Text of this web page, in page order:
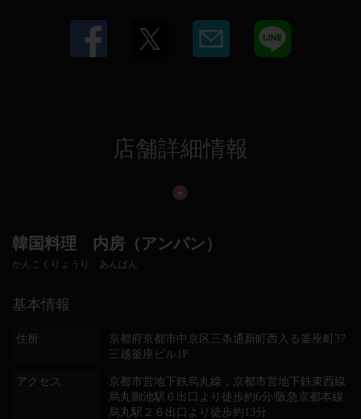
店舗詳細情報
韓国料理 内房（アンパン）
かんこくりょうり あんぱん
基本情報
住所
京都府京都市中京区三条通新町西入る釜座町37
三越釜座ビル1F
アクセス
京都市営地下鉄烏丸線，京都市営地下鉄東西線
烏丸御池駅６出口より徒歩約6分/阪急京都本線
烏丸駅２６出口より徒歩約13分